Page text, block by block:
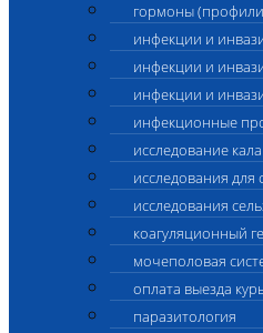
гормоны
инфекции и
инфекции и
инфекции и
инфекционные
исследование кала
исследования для
исследования
коагуляционный
мочеполовая
оплата выезда
паразитология